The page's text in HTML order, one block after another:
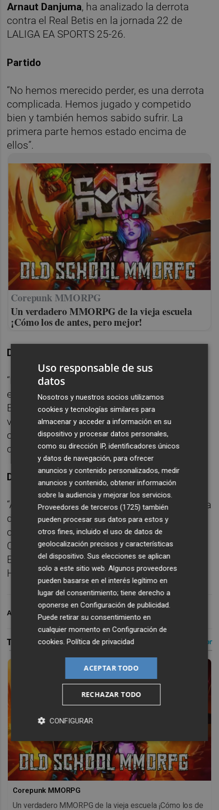
Arnaut Danjuma, ha analizado la derrota
contra el Real Betis en la jornada 22 de
LALIGA EA SPORTS 25-26.
Partido
“No hemos merecido perder, es una derrota
complicada. Hemos jugado y competido
bien y también hemos sabido sufrir. La
primera parte hemos estado encima de
ellos”.
Corepunk MMORPG
Un verdadero MMORPG de la vieja escuela
¡Cómo los de antes, pero mejor!
Derrota
“Hemos empezado muy bien, hemos tenido
el penalti y luego hemos metido el 0-1.
Estábamos encima de ellos. Veníamos de
varios partidos seguidos ganando. Hay que
crecer y creer. El resultado no ha mostrado
cómo ha ido el partido”.
Dinámica
“A pesar de la derrota, estamos en una buena
dinámica (6/9 ptos). Todo el equipo tiene
confianza en el entrenador, en elstaff,
Club. Trabajamos cada día y se nota.
Estamos compitiendo y jugando bien.
Hemos crecido”.
ARCHIVADO EN VALENCIA CF
Corepunk MMORPG
Un verdadero MMORPG de la vieja escuela ¡Cómo los de
Uso responsable de sus
datos
Nosotros y nuestros socios utilizamos
cookies y tecnologías similares para
almacenar y acceder a información en su
dispositivo y procesar datos personales,
como su dirección IP, identificadores únicos
y datos de navegación, para ofrecer
anuncios y contenido personalizados, medir
anuncios y contenido, obtener información
sobre la audiencia y mejorar los servicios.
Proveedores de terceros (1725) también
pueden procesar sus datos para estos y
otros fines, incluido el uso de datos de
geolocalización precisos y características
del dispositivo. Sus elecciones se aplican
solo a este sitio web. Algunos proveedores
pueden basarse en el interés legítimo en
lugar del consentimiento; tiene derecho a
oponerse enConfiguración de publicidad
Puede retirar su consentimiento en
cualquier momento enConfiguración de
cookies .Política de privacidad
ACEPTAR TODO
RECHAZAR TODO
CONFIGURAR